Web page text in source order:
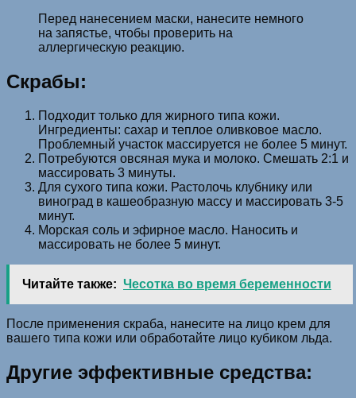
Перед нанесением маски, нанесите немного
на запястье, чтобы проверить на
аллергическую реакцию.
Скрабы:
Подходит только для жирного типа кожи.
Ингредиенты: сахар и теплое оливковое масло.
Проблемный участок массируется не более 5 минут.
Потребуются овсяная мука и молоко. Смешать 2:1 и
массировать 3 минуты.
Для сухого типа кожи. Растолочь клубнику или
виноград в кашеобразную массу и массировать 3-5
минут.
Морская соль и эфирное масло. Наносить и
массировать не более 5 минут.
Читайте также: Чесотка во время беременности
После применения скраба, нанесите на лицо крем для
вашего типа кожи или обработайте лицо кубиком льда.
Другие эффективные средства: